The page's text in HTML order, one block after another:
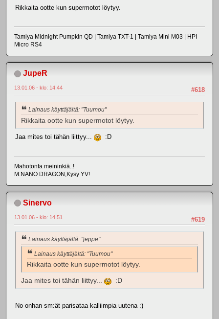
Rikkaita ootte kun supermotot löytyy.
Tamiya Midnight Pumpkin QD | Tamiya TXT-1 | Tamiya Mini M03 | HPI
Micro RS4
JupeR
#618
13.01.06 - klo: 14.44
Lainaus käyttäjältä: "Tuumou"
Rikkaita ootte kun supermotot löytyy.
Jaa mites toi tähän liittyy... :D
Mahotonta meininkiä..!
M:NANO DRAGON,Kysy YV!
Sinervo
#619
13.01.06 - klo: 14.51
Lainaus käyttäjältä: "jeppe"
Lainaus käyttäjältä: "Tuumou"
Rikkaita ootte kun supermotot löytyy.
Jaa mites toi tähän liittyy... :D
No onhan sm:ät parisataa kalliimpia uutena :)